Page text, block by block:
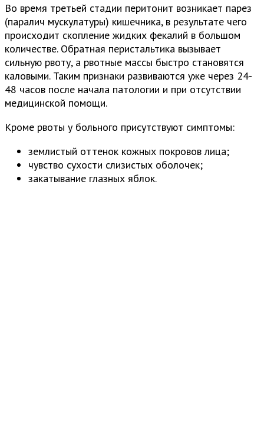
Во время третьей стадии перитонит возникает парез
(паралич мускулатуры) кишечника, в результате чего
происходит скопление жидких фекалий в большом
количестве. Обратная перистальтика вызывает
сильную рвоту, а рвотные массы быстро становятся
каловыми. Таким признаки развиваются уже через 24-
48 часов после начала патологии и при отсутствии
медицинской помощи.
Кроме рвоты у больного присутствуют симптомы:
землистый оттенок кожных покровов лица;
чувство сухости слизистых оболочек;
закатывание глазных яблок.